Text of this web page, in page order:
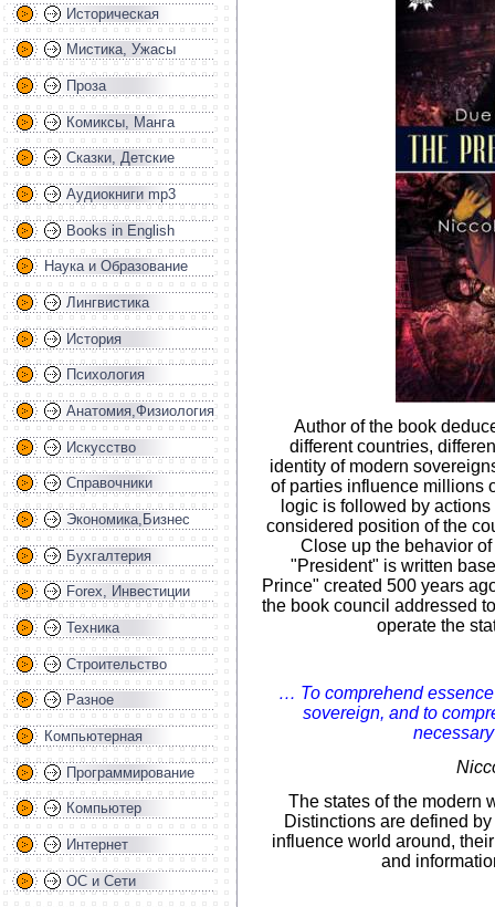
Историческая
Мистика, Ужасы
Проза
Комиксы, Манга
Сказки, Детские
Аудиокниги mp3
Books in English
Наука и Образование
Лингвистика
История
Психология
Анатомия,Физиология
Искусство
Справочники
Экономика,Бизнес
Бухгалтерия
Forex, Инвестиции
Техника
Строительство
Разное
Компьютерная
Программирование
Компьютер
Интернет
ОС и Сети
Author of the book
different countries,
identity of modern
of parties influence millions
logic is followed by
considered position of the
Close up the behavior
"President" is written
Prince" created 500 years
the book council addressed
operate the
… To comprehend
sovereign, and to
The states of the modern
Distinctions are defined
influence world around,
and